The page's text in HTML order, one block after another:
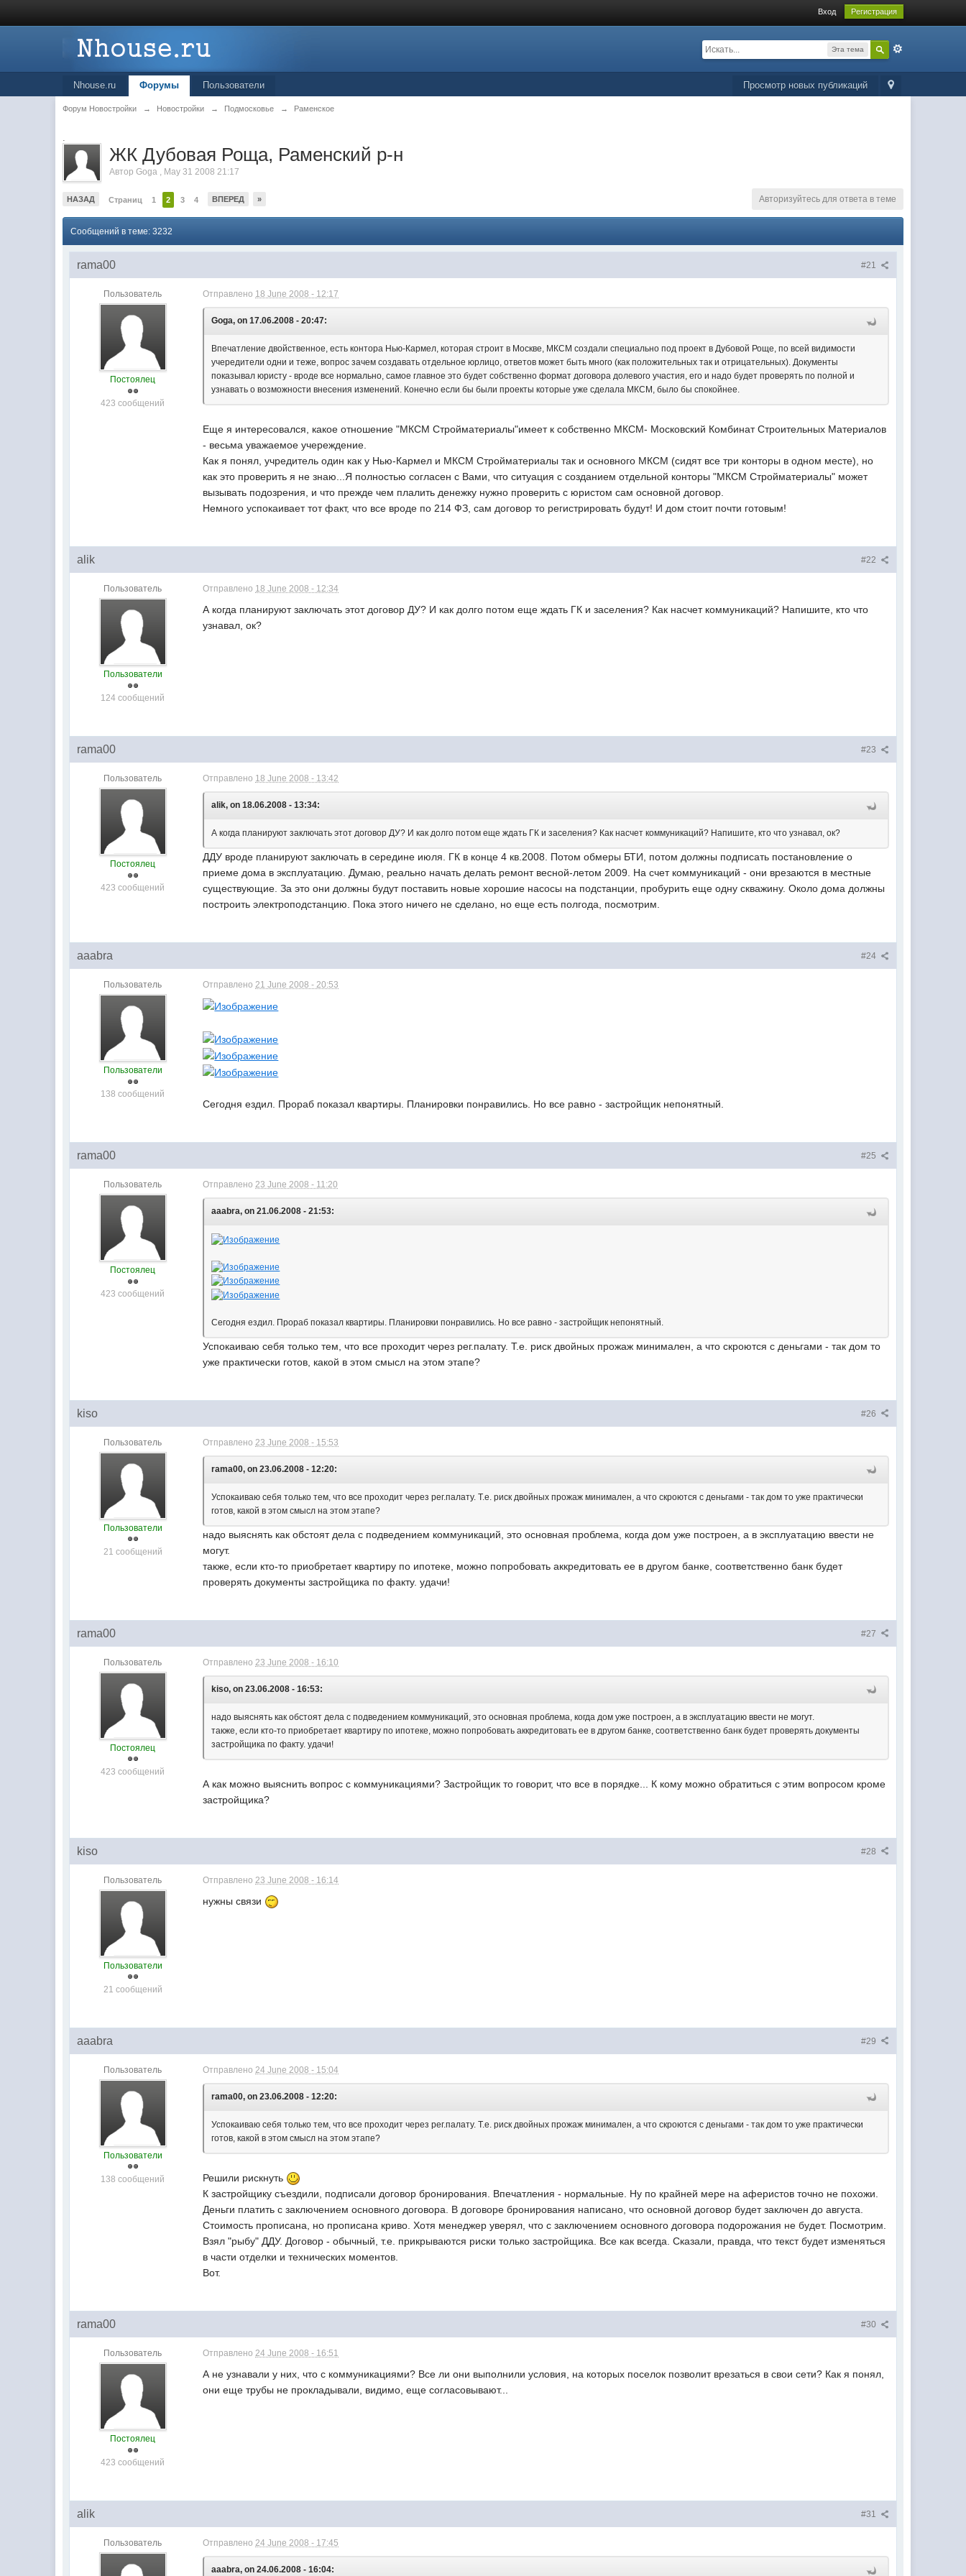
Вход Регистрация
Эта тема
Просмотр новых публикаций
Nhouse.ru Форумы Пользователи
Форум Новостройки → Новостройки → Подмосковье → Раменское
.
ЖК Дубовая Роща, Раменский р-н
АвторGoga , May 31 2008 21:17
НАЗАД Страниц 1 2 3 4 ВПЕРЕД » Авторизуйтесь для ответа в теме
Сообщений в теме: 3232
#21
rama00
Пользователь
Постоялец
423 сообщений
Отправлено 18 June 2008 - 12:17
Goga, on 17.06.2008 - 20:47:
Впечатление двойственное, есть контора Нью-Кармел, которая строит в Москве, МКСМ создали специально под проект в Дубовой Роще, по всей видимости
учередители одни и теже, вопрос зачем создавать отдельное юрлицо, ответов может быть много (как положительных так и отрицательных). Документы
показывал юристу - вроде все нормально, самое главное это будет собственно формат договора долевого участия, его и надо будет проверять по полной и
узнавать о возможности внесения изменений. Конечно если бы были проекты которые уже сделала МКСМ, было бы спокойнее.
Еще я интересовался, какое отношение "МКСМ Стройматериалы"имеет к собственно МКСМ- Московский Комбинат Строительных Материалов
- весьма уважаемое учереждение.
Как я понял, учредитель один как у Нью-Кармел и МКСМ Стройматериалы так и основного МКСМ (сидят все три конторы в одном месте), но
как это проверить я не знаю...Я полностью согласен с Вами, что ситуация с созданием отдельной конторы "МКСМ Стройматериалы" может
вызывать подозрения, и что прежде чем плалить денежку нужно проверить с юристом сам основной договор.
Немного успокаивает тот факт, что все вроде по 214 ФЗ, сам договор то регистрировать будут! И дом стоит почти готовым!
#22
alik
Пользователь
Пользователи
124 сообщений
Отправлено 18 June 2008 - 12:34
А когда планируют заключать этот договор ДУ? И как долго потом еще ждать ГК и заселения? Как насчет коммуникаций? Напишите, кто что
узнавал, ок?
#23
rama00
Пользователь
Постоялец
423 сообщений
Отправлено 18 June 2008 - 13:42
alik, on 18.06.2008 - 13:34:
А когда планируют заключать этот договор ДУ? И как долго потом еще ждать ГК и заселения? Как насчет коммуникаций? Напишите, кто что узнавал, ок?
ДДУ вроде планируют заключать в середине июля. ГК в конце 4 кв.2008. Потом обмеры БТИ, потом должны подписать постановление о
приеме дома в эксплуатацию. Думаю, реально начать делать ремонт весной-летом 2009. На счет коммуникаций - они врезаются в местные
существующие. За это они должны будут поставить новые хорошие насосы на подстанции, пробурить еще одну скважину. Около дома должны
построить электроподстанцию. Пока этого ничего не сделано, но еще есть полгода, посмотрим.
#24
aaabra
Пользователь
Пользователи
138 сообщений
Отправлено21 June 2008 - 20:53
Сегодня ездил. Прораб показал квартиры. Планировки понравились. Но все равно - застройщик непонятный.
#25
rama00
Пользователь
Постоялец
423 сообщений
Отправлено23 June 2008 - 11:20
aaabra, on 21.06.2008 - 21:53:
Сегодня ездил. Прораб показал квартиры. Планировки понравились. Но все равно - застройщик непонятный.
Успокаиваю себя только тем, что все проходит через рег.палату. Т.е. риск двойных прожаж минимален, а что скроются с деньгами - так дом то
уже практически готов, какой в этом смысл на этом этапе?
#26
kiso
Пользователь
Пользователи
21 сообщений
Отправлено 23 June 2008 - 15:53
rama00, on 23.06.2008 - 12:20:
Успокаиваю себя только тем, что все проходит через рег.палату. Т.е. риск двойных прожаж минимален, а что скроются с деньгами - так дом то уже практически
готов, какой в этом смысл на этом этапе?
надо выяснять как обстоят дела с подведением коммуникаций, это основная проблема, когда дом уже построен, а в эксплуатацию ввести не
могут.
также, если кто-то приобретает квартиру по ипотеке, можно попробовать аккредитовать ее в другом банке, соответственно банк будет
проверять документы застройщика по факту. удачи!
#27
rama00
Пользователь
Постоялец
423 сообщений
Отправлено 23 June 2008 - 16:10
kiso, on 23.06.2008 - 16:53:
надо выяснять как обстоят дела с подведением коммуникаций, это основная проблема, когда дом уже построен, а в эксплуатацию ввести не могут.
также, если кто-то приобретает квартиру по ипотеке, можно попробовать аккредитовать ее в другом банке, соответственно банк будет проверять документы
застройщика по факту. удачи!
А как можно выяснить вопрос с коммуникациями? Застройщик то говорит, что все в порядке... К кому можно обратиться с этим вопросом кроме
застройщика?
#28
kiso
Пользователь
Пользователи
21 сообщений
Отправлено 23 June 2008 - 16:14
нужны связи
#29
aaabra
Пользователь
Пользователи
138 сообщений
Отправлено 24 June 2008 - 15:04
rama00, on 23.06.2008 - 12:20:
Успокаиваю себя только тем, что все проходит через рег.палату. Т.е. риск двойных прожаж минимален, а что скроются с деньгами - так дом то уже практически
готов, какой в этом смысл на этом этапе?
Решили рискнуть
К застройщику съездили, подписали договор бронирования. Впечатления - нормальные. Ну по крайней мере на аферистов точно не похожи.
Деньги платить с заключением основного договора. В договоре бронирования написано, что основной договор будет заключен до августа.
Стоимость прописана, но прописана криво. Хотя менеджер уверял, что с заключением основного договора подорожания не будет. Посмотрим.
Взял "рыбу" ДДУ. Договор - обычный, т.е. прикрываются риски только застройщика. Все как всегда. Сказали, правда, что текст будет изменяться
в части отделки и технических моментов.
Вот.
#30
rama00
Пользователь
Постоялец
423 сообщений
Отправлено 24 June 2008 - 16:51
А не узнавали у них, что с коммуникациями? Все ли они выполнили условия, на которых поселок позволит врезаться в свои сети? Как я понял,
они еще трубы не прокладывали, видимо, еще согласовывают...
#31
alik
Пользователь Отправлено 24 June 2008 - 17:45
aaabra, on 24.06.2008 - 16:04: